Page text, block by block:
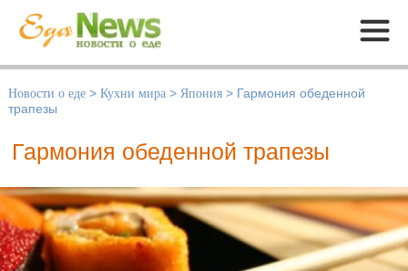
Меню
Новости о еде > Кухни мира > Япония > Гармония обеденной
трапезы
Гармония обеденной трапезы